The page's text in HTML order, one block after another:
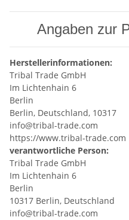
Angaben zur
Herstellerinformationen:
Tribal Trade GmbH
Im Lichtenhain 6
Berlin
Berlin, Deutschland, 10317
info@tribal-trade.com
https://www.tribal-trade.com
verantwortliche Person:
Tribal Trade GmbH
Im Lichtenhain 6
Berlin
10317 Berlin, Deutschland
info@tribal-trade.com